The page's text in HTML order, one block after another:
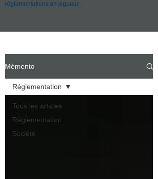
réglementations en vigueur.
Mémento
Tous les articles
Réglementation
Société
Réglementation